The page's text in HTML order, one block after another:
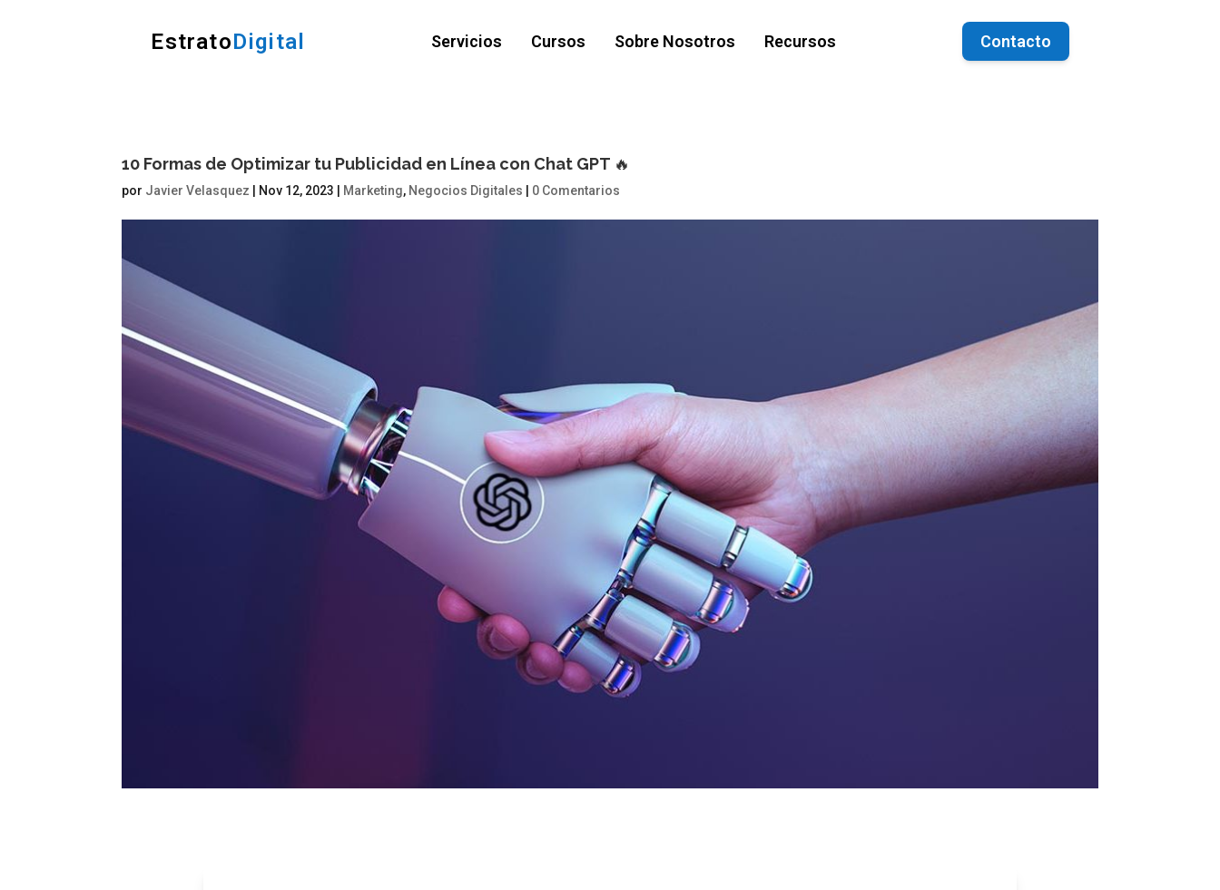
EstratoDigital Servicios Cursos Sobre Nosotros Recursos Contacto
10 Formas de Optimizar tu Publicidad en Línea con Chat GPT 🔥
por Javier Velasquez Nov 12, 2023 Marketing, Negocios Digitales 0 Comentarios